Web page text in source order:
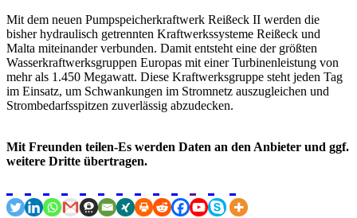
Mit dem neuen Pumpspeicherkraftwerk Reißeck II werden die
bisher hydraulisch getrennten Kraftwerkssysteme Reißeck und
Malta miteinander verbunden. Damit entsteht eine der größten
Wasserkraftwerksgruppen Europas mit einer Turbinenleistung von
mehr als 1.450 Megawatt. Diese Kraftwerksgruppe steht jeden Tag
im Einsatz, um Schwankungen im Stromnetz auszugleichen und
Strombedarfsspitzen zuverlässig abzudecken.
Mit Freunden teilen-Es werden Daten an den Anbieter und ggf.
weitere Dritte übertragen.